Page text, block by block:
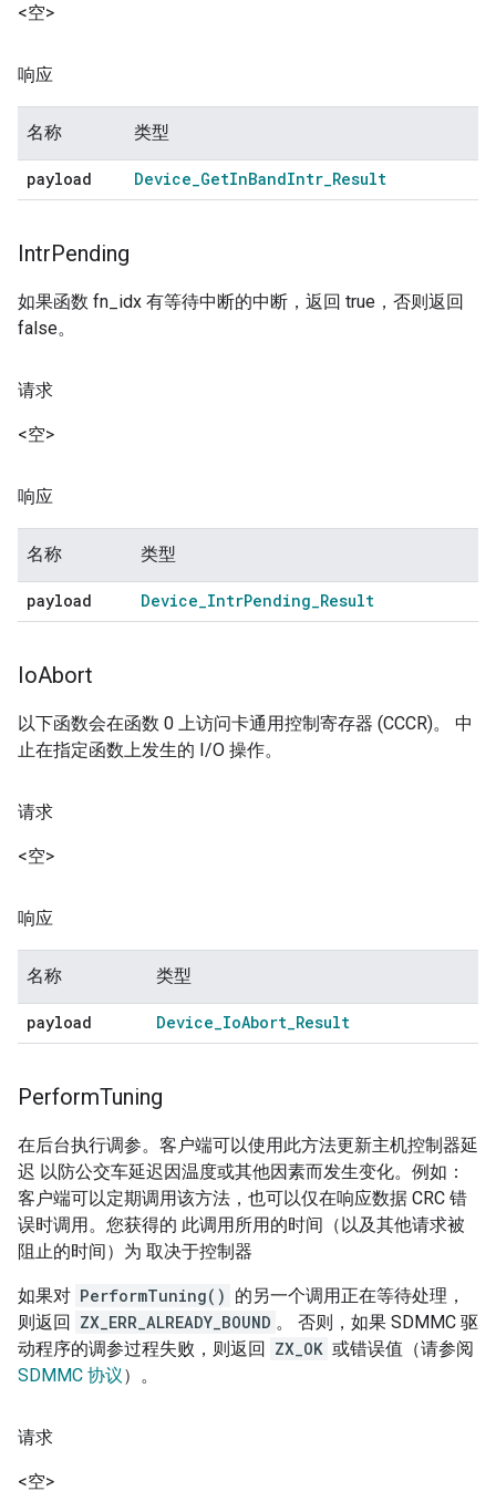
<空>
响应
名称 类型
payload Device_GetInBandIntr_Result
IntrPending
如果函数 fn_idx 有等待中断的中断，返回 true，否则返回
false。
请求
<空>
响应
名称 类型
payload Device_IntrPending_Result
IoAbort
以下函数会在函数 0 上访问卡通用控制寄存器 (CCCR)。 中
止在指定函数上发生的 I/O 操作。
请求
<空>
响应
名称 类型
payload Device_IoAbort_Result
PerformTuning
在后台执行调参。客户端可以使用此方法更新主机控制器延
迟 以防公交车延迟因温度或其他因素而发生变化。例如：
客户端可以定期调用该方法，也可以仅在响应数据 CRC 错
误时调用。您获得的 此调用所用的时间（以及其他请求被
阻止的时间）为 取决于控制器
如果对 PerformTuning() 的另一个调用正在等待处理，
则返回 ZX_ERR_ALREADY_BOUND 。 否则，如果 SDMMC 驱
动程序的调参过程失败，则返回 ZX_OK 或错误值（请参阅
SDMMC 协议）。
请求
<空>